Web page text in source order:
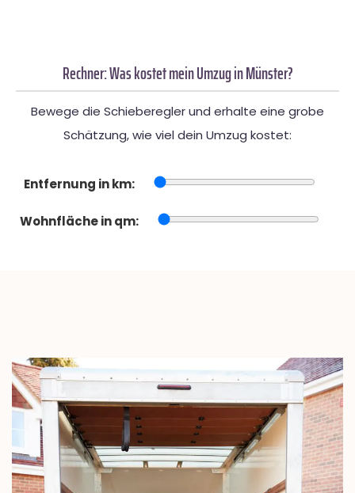
Rechner: Was kostet mein Umzug in Münster?
Bewege die Schieberegler und erhalte eine grobe
Schätzung, wie viel dein Umzug kostet:
Entfernung in km:
Wohnfläche in qm: